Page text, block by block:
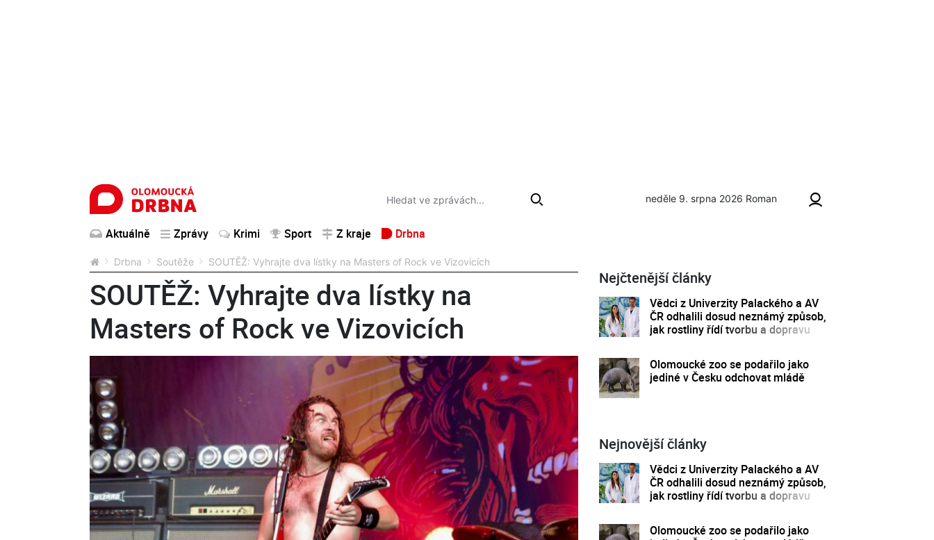
neděle 9. srpna 2026 Roman
Aktuálně Zprávy Krimi Sport Z kraje Drbna
Drbna Soutěže SOUTĚŽ: Vyhrajte dva lístky na Masters of Rock ve Vizovicích
SOUTĚŽ: Vyhrajte dva lístky na
Masters of Rock ve Vizovicích
Nejčtenější články
Vědci z Univerzity Palackého a AV
ČR odhalili dosud neznámý způsob,
jak rostliny řídí tvorbu a dopravu
Olomoucké zoo se podařilo jako
jediné v Česku odchovat mládě
Nejnovější články
Vědci z Univerzity Palackého a AV
ČR odhalili dosud neznámý způsob,
jak rostliny řídí tvorbu a dopravu
Olomoucké zoo se podařilo jako